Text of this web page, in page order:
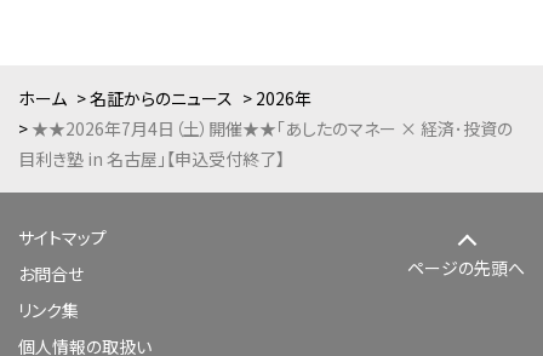
ホーム 名証からのニュース
2026年
★★2026年7月4日（土）開催★★「あしたのマネー × 経済･投資の
目利き塾 in 名古屋」【申込受付終了】
サイトマップ
お問合せ
リンク集
個人情報の取扱い
ページの先頭へ